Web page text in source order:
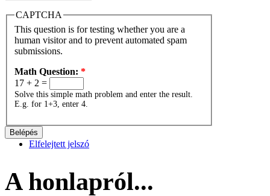
CAPTCHA
This question is for testing whether you are a
human visitor and to prevent automated spam
submissions.
Math Question: *
17 + 2 =
Solve this simple math problem and enter the result.
E.g. for 1+3, enter 4.
Elfelejtett jelszó
A honlapról...